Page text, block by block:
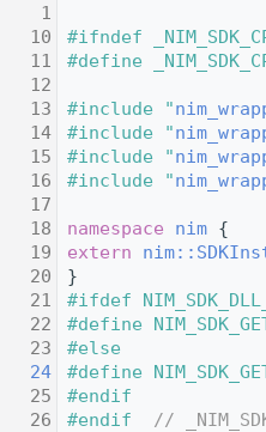
1
10
#ifndef
11
#define
12
13
#include "
14
#include "
15
#include "
16
#include "
17
18
namespace nim {
19
extern
20
}
21
#ifdef
22
#define
23
#else
24
#define
25
#endif
26
#endif //